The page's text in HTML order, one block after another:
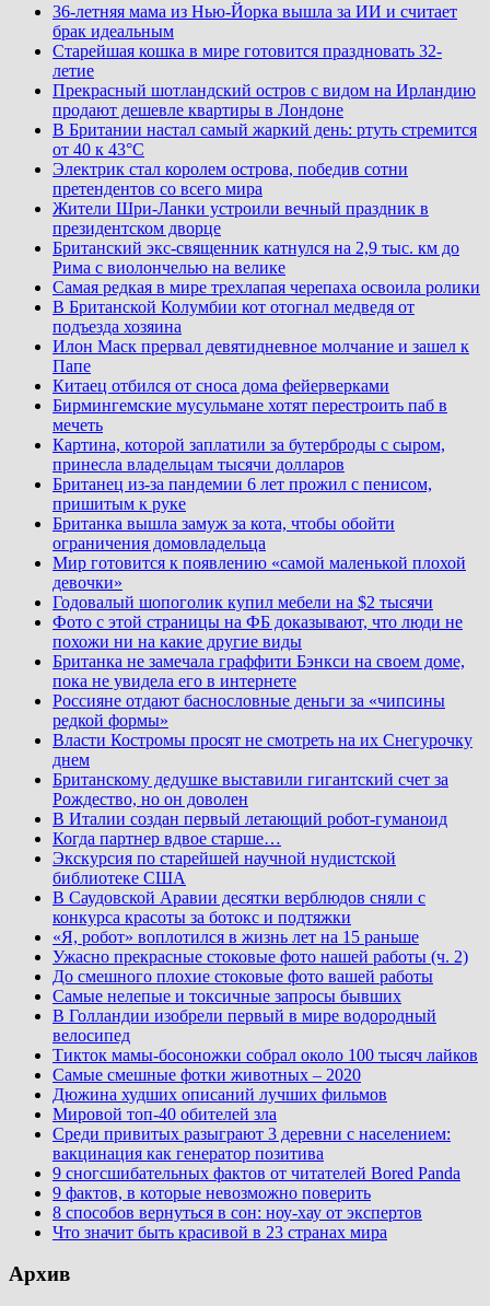
36-летняя мама из Нью-Йорка вышла за ИИ и считает
брак идеальным
Старейшая кошка в мире готовится праздновать 32-
летие
Прекрасный шотландский остров с видом на Ирландию
продают дешевле квартиры в Лондоне
В Британии настал самый жаркий день: ртуть стремится
от 40 к 43°C
Электрик стал королем острова, победив сотни
претендентов со всего мира
Жители Шри-Ланки устроили вечный праздник в
президентском дворце
Британский экс-священник катнулся на 2,9 тыс. км до
Рима с виолончелью на велике
Самая редкая в мире трехлапая черепаха освоила ролики
В Британской Колумбии кот отогнал медведя от
подъезда хозяина
Илон Маск прервал девятидневное молчание и зашел к
Папе
Китаец отбился от сноса дома фейерверками
Бирмингемские мусульмане хотят перестроить паб в
мечеть
Картина, которой заплатили за бутерброды с сыром,
принесла владельцам тысячи долларов
Британец из-за пандемии 6 лет прожил с пенисом,
пришитым к руке
Британка вышла замуж за кота, чтобы обойти
ограничения домовладельца
Мир готовится к появлению «самой маленькой плохой
девочки»
Годовалый шопоголик купил мебели на $2 тысячи
Фото с этой страницы на ФБ доказывают, что люди не
похожи ни на какие другие виды
Британка не замечала граффити Бэнкси на своем доме,
пока не увидела его в интернете
Россияне отдают баснословные деньги за «чипсины
редкой формы»
Власти Костромы просят не смотреть на их Снегурочку
днем
Британскому дедушке выставили гигантский счет за
Рождество, но он доволен
В Италии создан первый летающий робот-гуманоид
Когда партнер вдвое старше…
Экскурсия по старейшей научной нудистской
библиотеке США
В Саудовской Аравии десятки верблюдов сняли с
конкурса красоты за ботокс и подтяжки
«Я, робот» воплотился в жизнь лет на 15 раньше
Ужасно прекрасные стоковые фото нашей работы (ч. 2)
До смешного плохие стоковые фото вашей работы
Самые нелепые и токсичные запросы бывших
В Голландии изобрели первый в мире водородный
велосипед
Тикток мамы-босоножки собрал около 100 тысяч лайков
Самые смешные фотки животных – 2020
Дюжина худших описаний лучших фильмов
Мировой топ-40 обителей зла
Среди привитых разыграют 3 деревни с населением:
вакцинация как генератор позитива
9 сногсшибательных фактов от читателей Bored Panda
9 фактов, в которые невозможно поверить
8 способов вернуться в сон: ноу-хау от экспертов
Что значит быть красивой в 23 странах мира
Архив